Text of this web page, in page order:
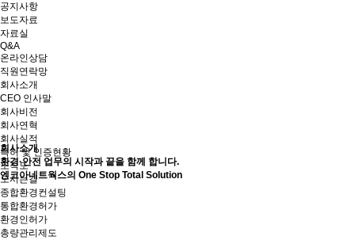
공지사항
보도자료
자료실
Q&A
온라인상담
직원연락망
회사소개
CEO 인사말
회사비전
회사연혁
회사실적
특허 및 인증현황
조직도
오시는길
종합환경컨설팅
통합환경허가
환경인허가
총량관리제도
회사소개
환경·안전 업무의 시작과 끝을 함께 합니다.
엔코아네트웍스의 One Stop Total Solution